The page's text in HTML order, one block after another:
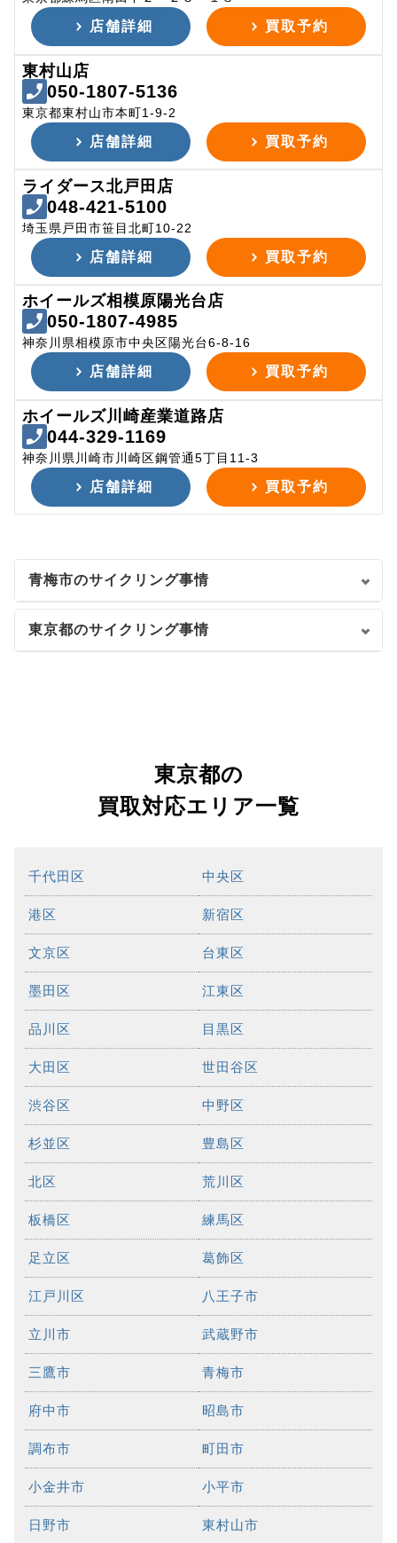
店舗詳細 買取予約
東村山店
050-1807-5136
東京都東村山市本町1-9-2
店舗詳細 買取予約
ライダース北戸田店
048-421-5100
埼玉県戸田市笹目北町10-22
店舗詳細 買取予約
ホイールズ相模原陽光台店
050-1807-4985
神奈川県相模原市中央区陽光台6-8-16
店舗詳細 買取予約
ホイールズ川崎産業道路店
044-329-1169
神奈川県川崎市川崎区鋼管通5丁目11-3
店舗詳細 買取予約
青梅市のサイクリング事情
東京都のサイクリング事情
東京都の
買取対応エリア一覧
千代田区 中央区
港区 新宿区
文京区 台東区
墨田区 江東区
品川区 目黒区
大田区 世田谷区
渋谷区 中野区
杉並区 豊島区
北区 荒川区
板橋区 練馬区
足立区 葛飾区
江戸川区 八王子市
立川市 武蔵野市
三鷹市 青梅市
府中市 昭島市
調布市 町田市
小金井市 小平市
日野市 東村山市